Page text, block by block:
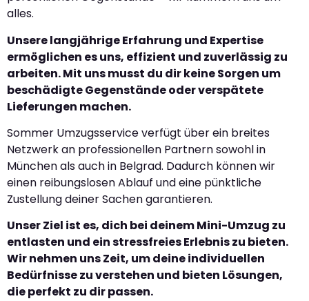
alles.
Unsere langjährige Erfahrung und Expertise
ermöglichen es uns, effizient und zuverlässig zu
arbeiten. Mit uns musst du dir keine Sorgen um
beschädigte Gegenstände oder verspätete
Lieferungen machen.
Sommer Umzugsservice verfügt über ein breites
Netzwerk an professionellen Partnern sowohl in
München als auch in Belgrad. Dadurch können wir
einen reibungslosen Ablauf und eine pünktliche
Zustellung deiner Sachen garantieren.
Unser Ziel ist es, dich bei deinem Mini-Umzug zu
entlasten und ein stressfreies Erlebnis zu bieten.
Wir nehmen uns Zeit, um deine individuellen
Bedürfnisse zu verstehen und bieten Lösungen,
die perfekt zu dir passen.